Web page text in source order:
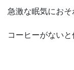
急激な眠気におそ
コーヒーがないと